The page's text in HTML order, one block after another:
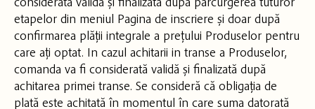
etapelor din meniul Pagina de inscriere și doar după
confirmarea plății integrale a prețului Produselor pentru
care ați optat. In cazul achitarii in transe a Produselor,
comanda va fi considerată validă și finalizată după
achitarea primei transe. Se consideră că obligația de
plată este achitată în momentul în care suma datorată